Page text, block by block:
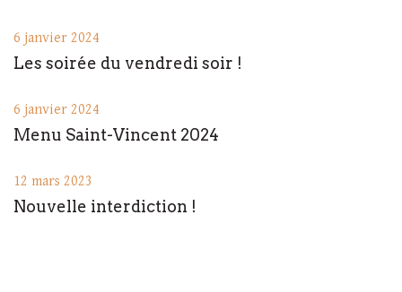
6 janvier 2024
Les soirée du vendredi soir !
6 janvier 2024
Menu Saint-Vincent 2024
12 mars 2023
Nouvelle interdiction !